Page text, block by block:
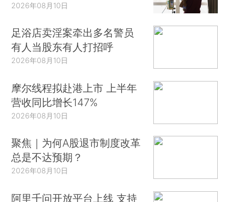
2026年08月10日
足浴店卖淫案牵出多名警员
有人当股东有人打招呼
2026年08月10日
摩尔线程拟赴港上市 上半年
营收同比增长147%
2026年08月10日
聚焦｜为何A股退市制度改革
总是不达预期？
2026年08月10日
阿里千问开放平台上线 支持